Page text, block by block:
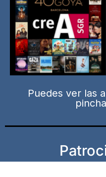
Puedes ver las